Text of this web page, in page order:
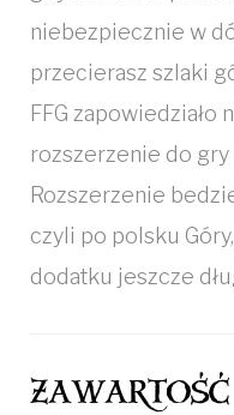
niebezpiecznie w
przecierasz szlaki
FFG zapowiedziało
rozszerzenie do gry
Rozszerzenie
czyli po polsku
dodatku jeszcze